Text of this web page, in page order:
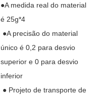
●A medida real do material
é 25g*4
●A precisão do material
único é 0,2 para desvio
superior e 0 para desvio
inferior
● Projeto de transporte de